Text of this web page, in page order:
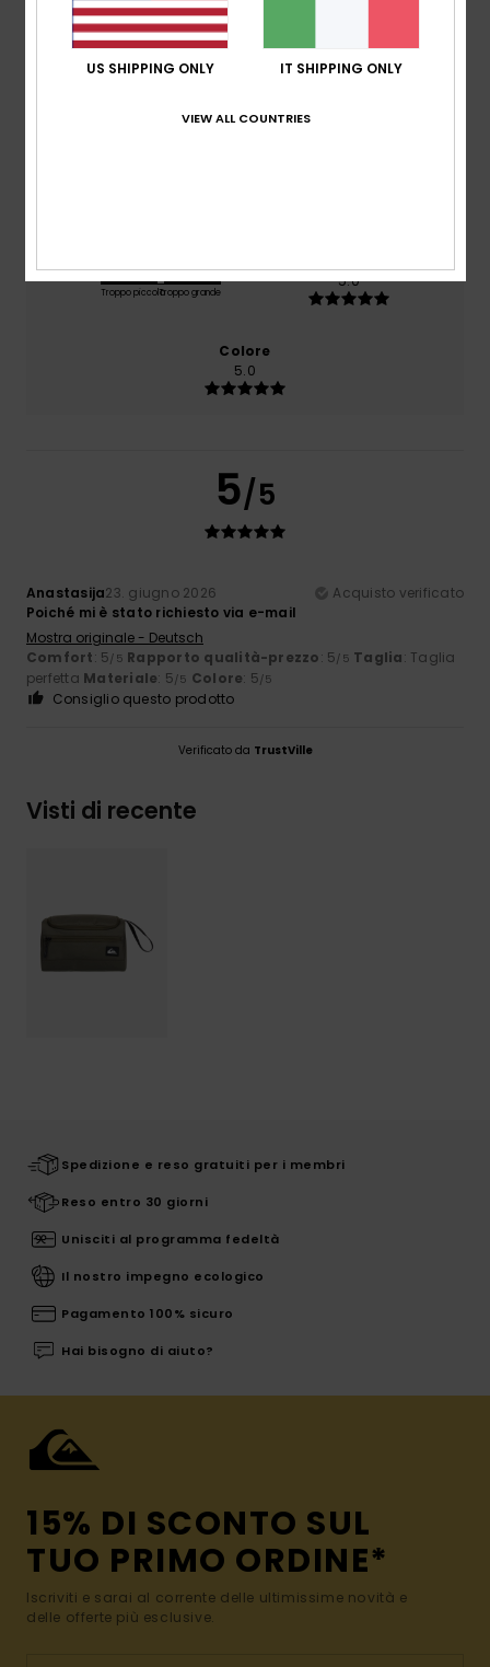
basato su1 recensioni verificate
Il 100% dei nostri clienti consiglia questo prodotto
Troppo piccoloTroppo grande
5.0
Colore
5.0
5/5
Anastasija23. giugno 2026
Acquisto verificato
Poiché mi è stato richiesto via e-mail
Mostra originale - Deutsch
Comfort: 5/5 Rapporto qualità-prezzo: 5/5 Taglia: Taglia
perfetta Materiale: 5/5 Colore: 5/5
Consiglio questo prodotto
Verificato da TrustVille
Visti di recente
Spedizione e reso gratuiti per i membri
Reso entro 30 giorni
Unisciti al programma fedeltà
Il nostro impegno ecologico
Pagamento 100% sicuro
Hai bisogno di aiuto?
15% DI SCONTO SUL
TUO PRIMO ORDINE*
Iscriviti e sarai al corrente delle ultimissime novità e
delle offerte più esclusive.
US SHIPPING ONLY IT SHIPPING ONLY
VIEW ALL COUNTRIES